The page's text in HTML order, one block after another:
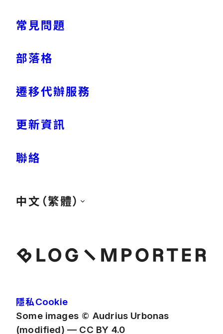
常見問題
部落格
遷移代辦服務
更新資訊
聯絡
中文（繁體）
隱私Cookie
Some images © Audrius Urbonas
(modified) — CC BY 4.0